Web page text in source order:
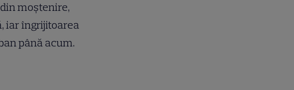
moștenire,
iar îngrijitoarea
până acum.